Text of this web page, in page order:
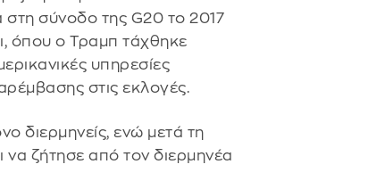
σύνοδο της G20 το 2017
όπου ο Τραμπ τάχθηκε
υπηρεσίες
στις εκλογές.
διερμηνείς, ενώ μετά τη
ζήτησε από τον διερμηνέα